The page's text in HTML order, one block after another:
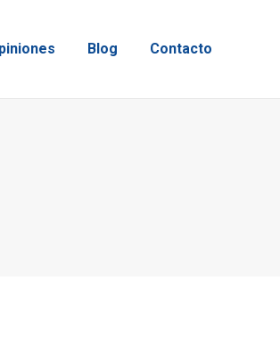
Blog Contacto